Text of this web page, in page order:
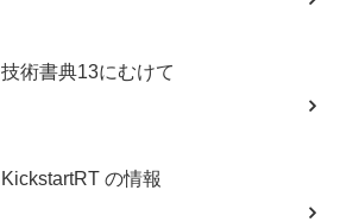
技術書典13にむけて
KickstartRT の情報